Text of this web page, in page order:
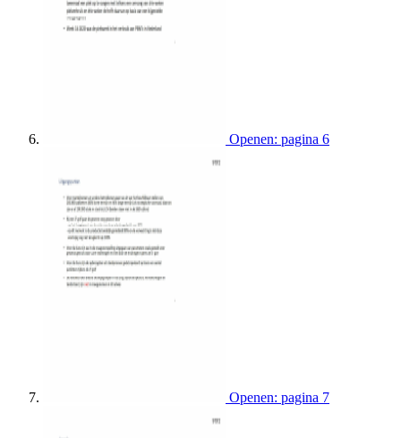
Openen: pagina 6
Openen: pagina 7